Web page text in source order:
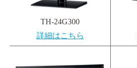
TH-24G300
詳細はこちら